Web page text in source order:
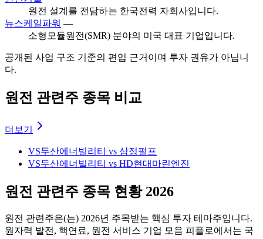
원전 설계를 전담하는 한국전력 자회사입니다.
뉴스케일파워 —
소형모듈원전(SMR) 분야의 미국 대표 기업입니다.
공개된 사업 구조 기준의 편입 근거이며 투자 권유가 아닙니
다.
원전 관련주 종목 비교
더보기
VS두산에너빌리티 vs 삼정펄프
VS두산에너빌리티 vs HD현대마린엔진
원전 관련주 종목 현황 2026
원전 관련주은(는) 2026년 주목받는 핵심 투자 테마주입니다.
원자력 발전, 핵연료, 원전 서비스 기업 모음 피플로에서는 국